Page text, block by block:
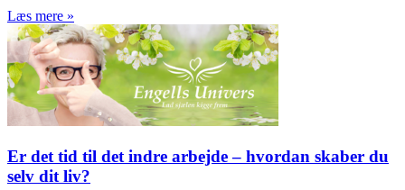
Læs mere »
Er det tid til det indre arbejde – hvordan skaber du
selv dit liv?